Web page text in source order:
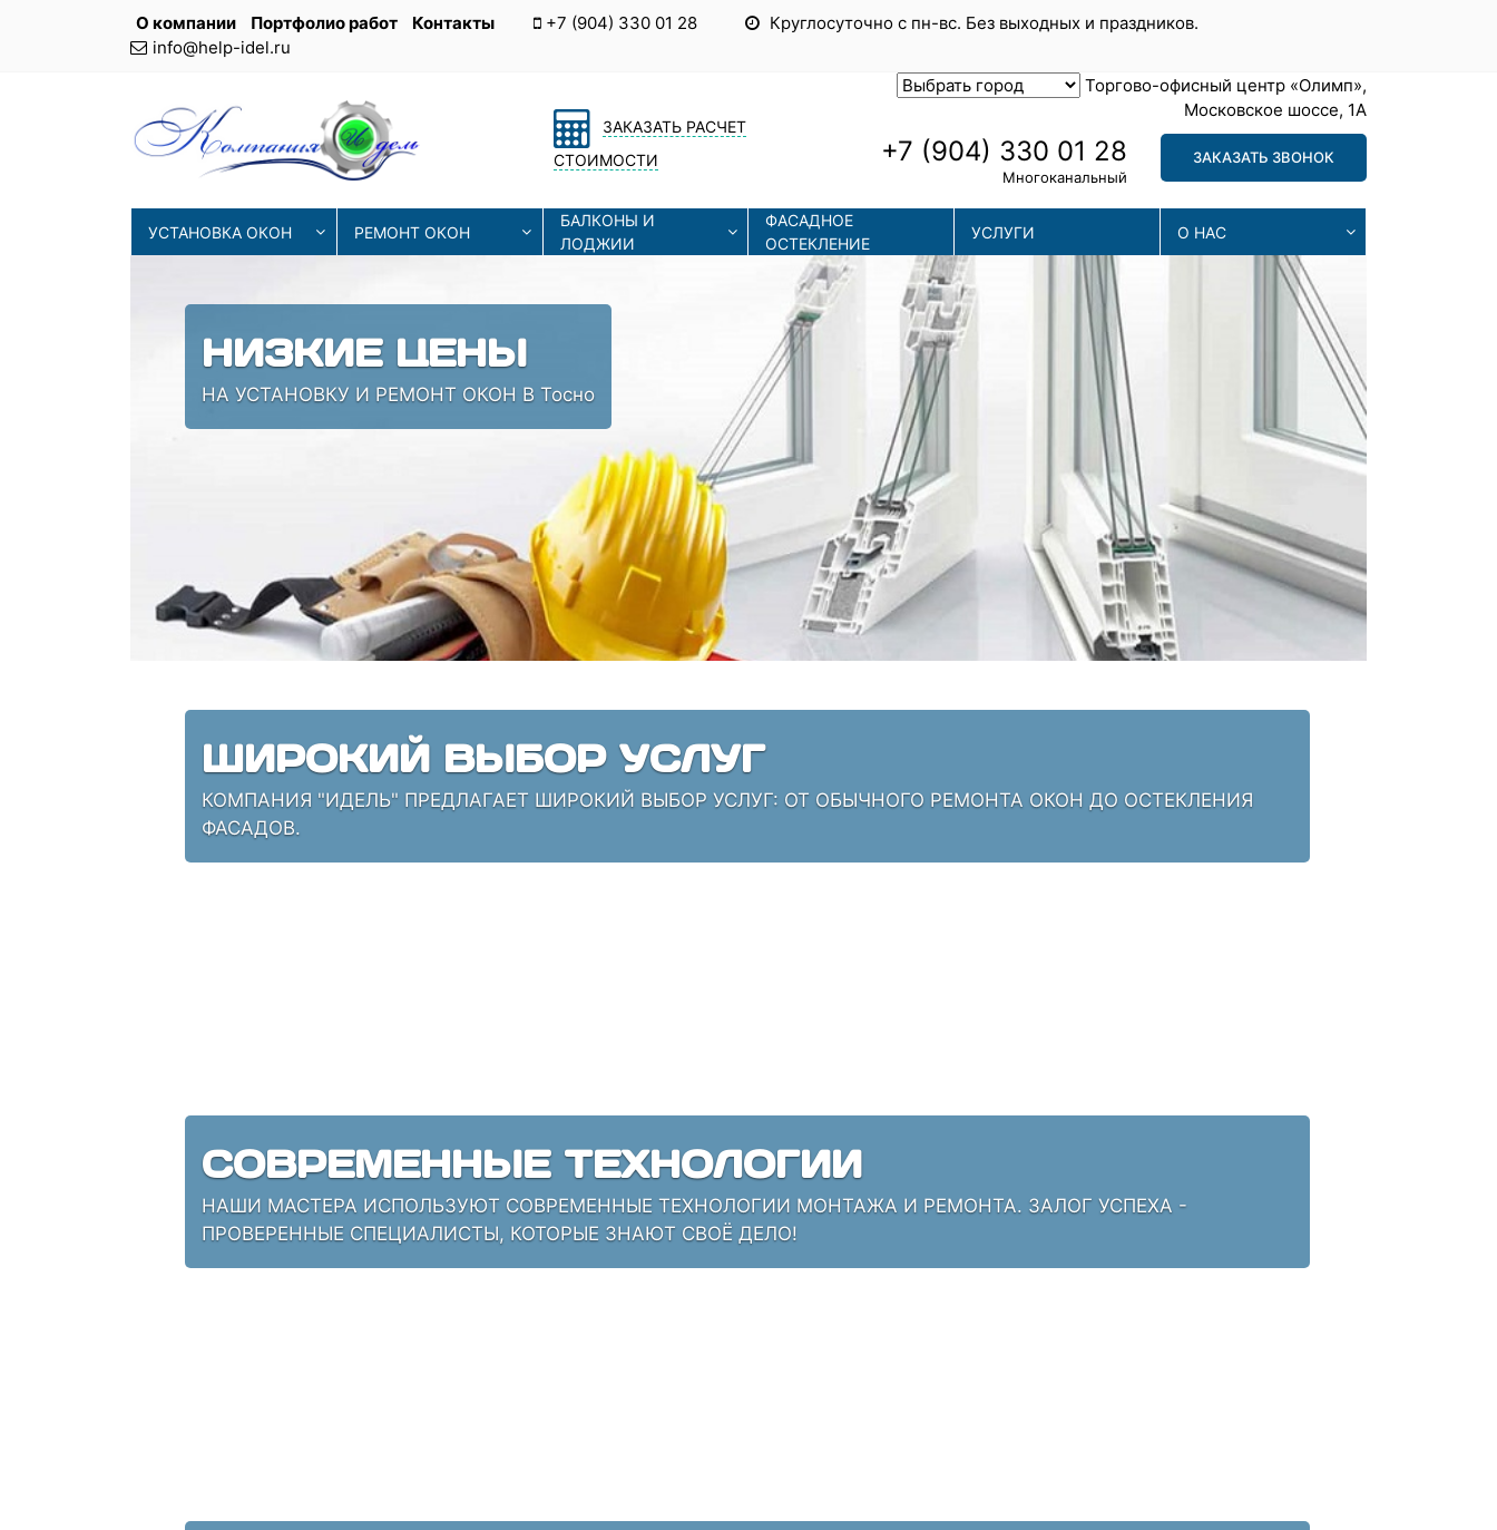
О компании Портфолио работ Контакты +7 (904) 330 01 28
Круглосуточно с пн-вс. Без выходных и праздников.
info@help-idel.ru
ЗАКАЗАТЬ РАСЧЕТ
СТОИМОСТИ
Торгово-офисный центр «Олимп»,
Московское шоссе, 1А
+7 (904) 330 01 28
Многоканальный
ЗАКАЗАТЬ ЗВОНОК
УСТАНОВКА ОКОН РЕМОНТ ОКОН
БАЛКОНЫ И
ЛОДЖИИ
ФАСАДНОЕ
ОСТЕКЛЕНИЕ
УСЛУГИ О НАС
НИЗКИЕ ЦЕНЫ
НА УСТАНОВКУ И РЕМОНТ ОКОН В Тосно
ШИРОКИЙ ВЫБОР УСЛУГ
КОМПАНИЯ "ИДЕЛЬ" ПРЕДЛАГАЕТ ШИРОКИЙ ВЫБОР УСЛУГ: ОТ ОБЫЧНОГО РЕМОНТА ОКОН ДО ОСТЕКЛЕНИЯ
ФАСАДОВ.
СОВРЕМЕННЫЕ ТЕХНОЛОГИИ
НАШИ МАСТЕРА ИСПОЛЬЗУЮТ СОВРЕМЕННЫЕ ТЕХНОЛОГИИ МОНТАЖА И РЕМОНТА. ЗАЛОГ УСПЕХА -
ПРОВЕРЕННЫЕ СПЕЦИАЛИСТЫ, КОТОРЫЕ ЗНАЮТ СВОЁ ДЕЛО!